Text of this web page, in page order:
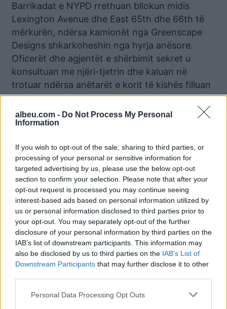
albeu.com - Do Not Process My Personal
Information
If you wish to opt-out of the sale, sharing to third parties, or
processing of your personal or sensitive information for
targeted advertising by us, please use the below opt-out
section to confirm your selection. Please note that after your
opt-out request is processed you may continue seeing
interest-based ads based on personal information utilized by
us or personal information disclosed to third parties prior to
your opt-out. You may separately opt-out of the further
disclosure of your personal information by third parties on the
IAB’s list of downstream participants. This information may
also be disclosed by us to third parties on the IAB’s List of
Downstream Participants that may further disclose it to other
Personal Data Processing Opt Outs
Barrikadat e NYPD rrethuan bllokun midis
Lexington Avenue dhe East 65th dhe 66th të
mërkurën, ndërsa kamionët nga Greenscape
Designs shkarkoheshin nga hyrja anësore.
Oficerët dhe agjentët e shërbimit sekret u
konsultuan me njëri-tjetrin dhe kaluan në
trotuar ndërsa anëtarët e korit të kishës filluan
të mbërrinin pak pas orës 11 të mëngjesit.
Përcillet në banesën e
fundit ish-bashkëshortja e
Donald Trump, e
pranishme dhe Melania
Po bën namin në rrjet,
buzëqeshja fallco e
Melania ndaj Ivankës
tregoi edhe njëherë
raportet (FOTO&VIDEO)
Zërat për tensionin që
ekziston në marrëdhënien
mes Zonjës së Parë të
SHBA-ve, Melania Trump
dhe vajzës së Trump,
Ivanka u vërtetuan
mbrëmjen e fundit të
Konventës Kombëtare
Republikane (RNC). Gjatë
Donald Trump iu drejtua
Trump dhe Melania
shkojnë në eventin sportiv
Presidenti amerikan